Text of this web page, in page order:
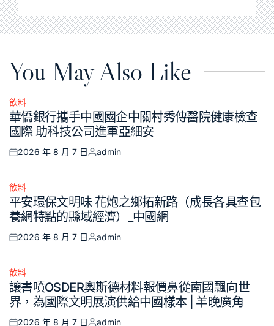
You May Also Like
Posted
in
飲料
華僑銀行攜手中國國企中關村秀傳醫院健康檢查
國際 助科技公司進軍亞細安
Posted
2026 年 8 月 7 日
Posted
admin
Posted
in
飲料
平安環保文明味 花炮之鄉拓新路（成長各具查包
養網特點的縣域經濟）_中國網
Posted
2026 年 8 月 7 日
Posted
admin
Posted
in
飲料
讓書噴OSDER奧斯德材料報價鼻從南國飄向世
界，為國際文明展演供給中國樣本 | 羊晚廣角
2026 年 8 月 7 日 admin